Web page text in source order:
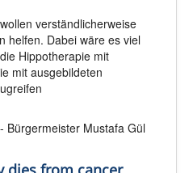
wollen verständlicherweise
helfen. Dabei wäre es viel
Hippotherapie mit
mit ausgebildeten
Bürgermeister Mustafa Gül